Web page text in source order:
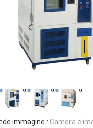
immagine : Camera